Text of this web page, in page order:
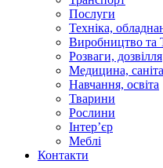
Послуги
Техніка,
Виробництво та
Розваги, дозвілля
Медицина,
Навчання, освіта
Тварини
Рослини
Інтер’єр
Меблі
Контакти